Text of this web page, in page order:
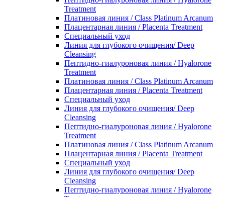
Treatment
Платиновая линия / Class Platinum Arcanum
Плацентарная линия / Placenta Treatment
Специальный уход
Линия для глубокого очищения/ Deep
Cleansing
Пептидно-гиалуроновая линия / Hyalorone
Treatment
Платиновая линия / Class Platinum Arcanum
Плацентарная линия / Placenta Treatment
Специальный уход
Линия для глубокого очищения/ Deep
Cleansing
Пептидно-гиалуроновая линия / Hyalorone
Treatment
Платиновая линия / Class Platinum Arcanum
Плацентарная линия / Placenta Treatment
Специальный уход
Линия для глубокого очищения/ Deep
Cleansing
Пептидно-гиалуроновая линия / Hyalorone